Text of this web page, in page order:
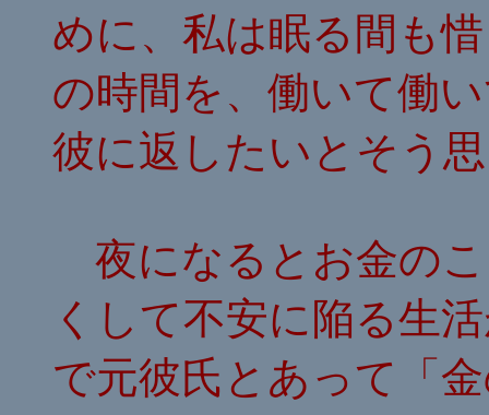
めに、私は眠る間も
の時間を、働いて働
彼に返したいとそう
夜になるとお金の
くして不安に陥る生
で元彼氏とあって「